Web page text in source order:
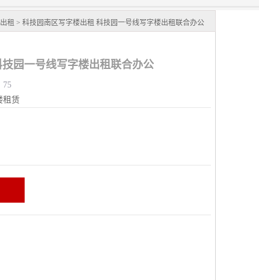
租 > 科技园南区写字楼出租 科技园一号线写字楼出租联合办公
园一号线写字楼出租联合办公
75
租赁